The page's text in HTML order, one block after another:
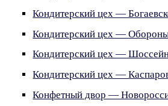
Кондитерский цех —
Кондитерский цех —
Кондитерский цех —
Кондитерский цех —
Конфетный двор —